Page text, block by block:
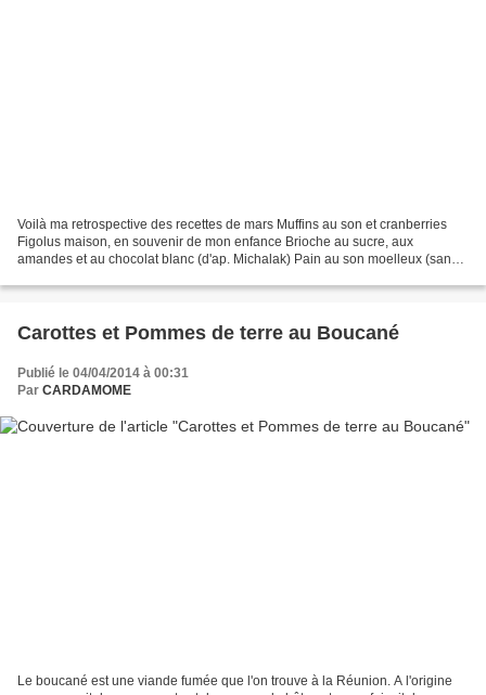
Voilà ma retrospective des recettes de mars Muffins au son et cranberries
Figolus maison, en souvenir de mon enfance Brioche au sucre, aux
amandes et au chocolat blanc (d'ap. Michalak) Pain au son moelleux (sans
Carottes et Pommes de terre au Boucané
Publié le 04/04/2014 à 00:31
Par CARDAMOME
Le boucané est une viande fumée que l'on trouve à la Réunion. A l'origine